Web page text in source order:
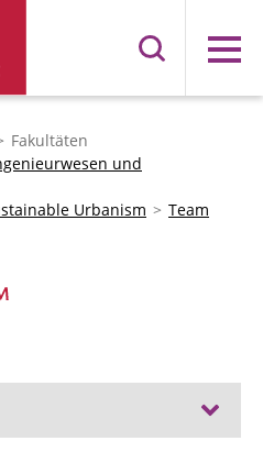
Menü
Fakultäten
und
Urbanism Team